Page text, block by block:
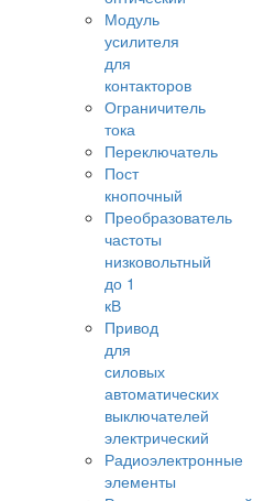
Модуль
усилителя
для
контакторов
Ограничитель
тока
Переключатель
Пост
кнопочный
Преобразователь
частоты
низковольтный
до 1
кВ
Привод
для
силовых
автоматических
выключателей
электрический
Радиоэлектронные
элементы